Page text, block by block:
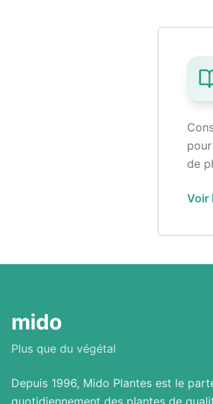
de
Voir
mido
Plus que du végétal
Depuis 1996, Mido Plantes est le
quotidiennement des plantes de